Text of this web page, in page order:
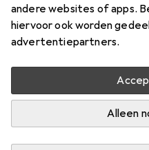
andere websites of apps.
hiervoor ook worden
advertentiepartners.
Alleen
3
Waarderingscijfers
Levering tussen za, 15-8
Meer dan 10 stuk op
In